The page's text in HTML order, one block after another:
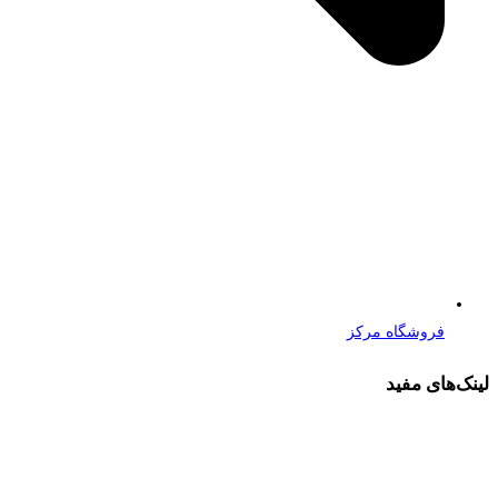
فروشگاه مرکز
لینک‌های مفید